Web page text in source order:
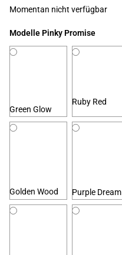
Momentan nicht verfügbar
Modelle Pinky Promise
Green Glow
Ruby Red
Golden Wood Purple Dream